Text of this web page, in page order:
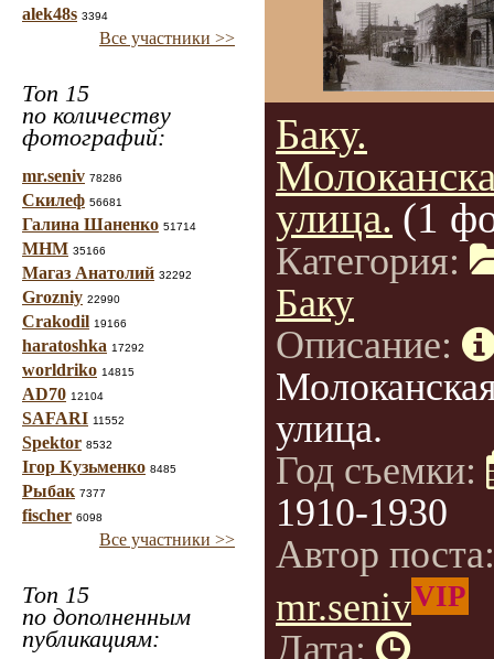
alek48s 3394
Все участники >>
Топ 15
по количеству
фотографий:
mr.seniv 78286
Скилеф 56681
Галина Шаненко 51714
МНМ 35166
Магаз Анатолий 32292
Grozniy 22990
Crakodil 19166
haratoshka 17292
worldriko 14815
AD70 12104
SAFARI 11552
Spektor 8532
Ігор Кузьменко 8485
Рыбак 7377
fischer 6098
Все участники >>
Топ 15
по дополненным
публикациям:
Баку.
улица. (1
Категория:
Баку
Описание:
улица.
Год съемки:
1910-1930
Автор
mr.senivVIP
Дата: